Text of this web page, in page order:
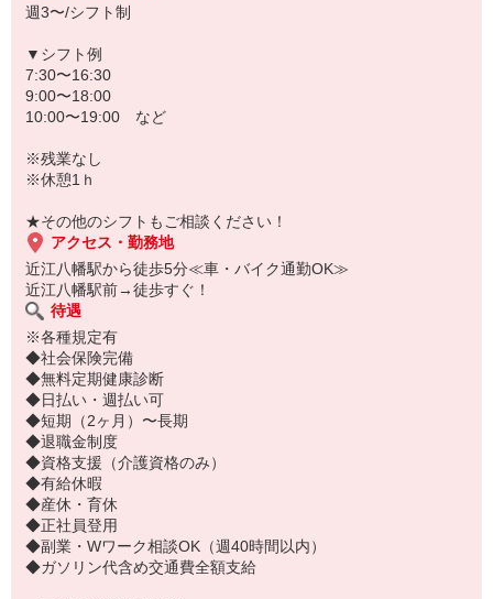
・認知症ケアに興味がある
難しい対応はありません
未経験スタートのスタッフ多数！
わからないことは先輩スタッフが丁寧に教えますのでご安心くださ
い◎
週3〜/シフト制
▼シフト例
7:30〜16:30
9:00〜18:00
10:00〜19:00 など
※残業なし
※休憩1ｈ
★その他のシフトもご相談ください！
アクセス・勤務地
近江八幡駅から徒歩5分≪車・バイク通勤OK≫
近江八幡駅前→徒歩すぐ！
待遇
※各種規定有
◆社会保険完備
◆無料定期健康診断
◆日払い・週払い可
◆短期（2ヶ月）〜長期
◆退職金制度
◆資格支援（介護資格のみ）
◆有給休暇
◆産休・育休
◆正社員登用
◆副業・Wワーク相談OK（週40時間以内）
◆ガソリン代含め交通費全額支給